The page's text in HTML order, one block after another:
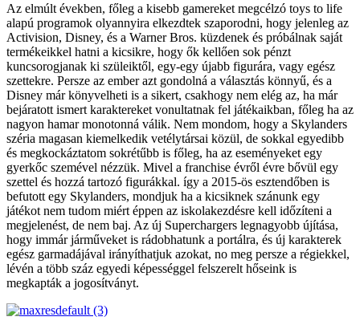
Az elmúlt években, főleg a kisebb gamereket megcélzó toys to life
alapú programok olyannyira elkezdtek szaporodni, hogy jelenleg az
Activision, Disney, és a Warner Bros. küzdenek és próbálnak saját
termékeikkel hatni a kicsikre, hogy ők kellően sok pénzt
kuncsorogjanak ki szüleiktől, egy-egy újabb figurára, vagy egész
szettekre. Persze az ember azt gondolná a választás könnyű, és a
Disney már könyvelheti is a sikert, csakhogy nem elég az, ha már
bejáratott ismert karaktereket vonultatnak fel játékaikban, főleg ha az
nagyon hamar monotonná válik. Nem mondom, hogy a Skylanders
széria magasan kiemelkedik vetélytársai közül, de sokkal egyedibb
és megkockáztatom sokrétűbb is főleg, ha az eseményeket egy
gyerkőc szemével nézzük. Mivel a franchise évről évre bővül egy
szettel és hozzá tartozó figurákkal. így a 2015-ös esztendőben is
befutott egy Skylanders, mondjuk ha a kicsiknek szánunk egy
játékot nem tudom miért éppen az iskolakezdésre kell időzíteni a
megjelenést, de nem baj. Az új Superchargers legnagyobb újítása,
hogy immár járműveket is rádobhatunk a portálra, és új karakterek
egész garmadájával irányíthatjuk azokat, no meg persze a régiekkel,
lévén a több száz egyedi képességgel felszerelt hőseink is
megkapták a jogosítványt.